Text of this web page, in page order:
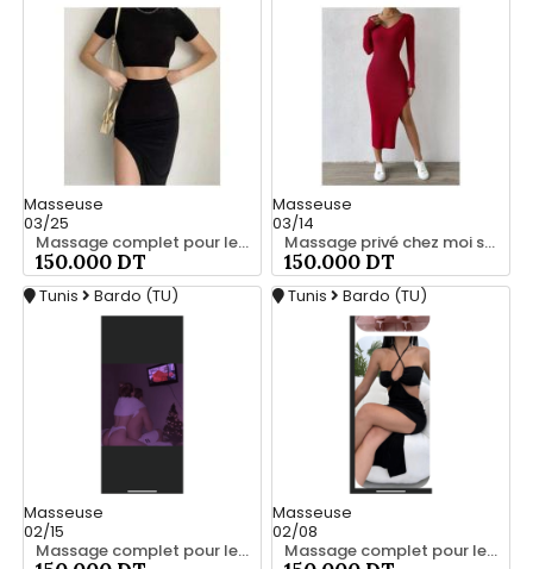
Masseuse
03/25
Massage complet pour les hommes srd 20466285
150.000 DT
Masseuse
03/14
Massage privé chez moi srd 55066248
150.000 DT
Tunis Bardo (TU)
Masseuse
02/15
Massage complet pour les hommes srd à bardo 55066248
Tunis Bardo (TU)
Masseuse
02/08
Massage complet pour les hommes srd 55066248